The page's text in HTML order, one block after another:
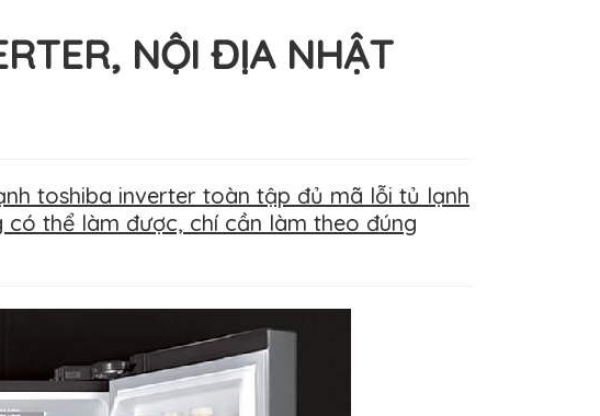
NỘI ĐỊA NHẬT
toshiba inverter toàn tập đủ mã lỗi tủ lạnh
có thể làm được, chí cần làm theo đúng